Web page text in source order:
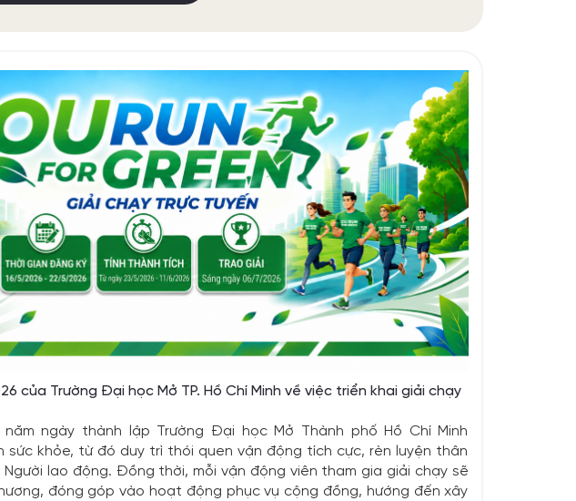
của Trường Đại học Mở TP. Hồ Chí Minh về việc triển khai giải chạy
ngày thành lập Trường Đại học Mở Thành phố Hồ Chí Minh
sức khỏe, từ đó duy trì thói quen vận động tích cực, rèn luyện thân
lao động. Đồng thời, mỗi vận động viên tham gia giải chạy sẽ
đóng góp vào hoạt động phục vụ cộng đồng, hướng đến xây